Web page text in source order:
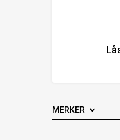
MERKER